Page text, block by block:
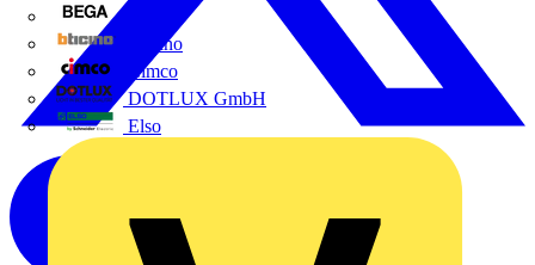
Bticino
Cimco
DOTLUX GmbH
Elso